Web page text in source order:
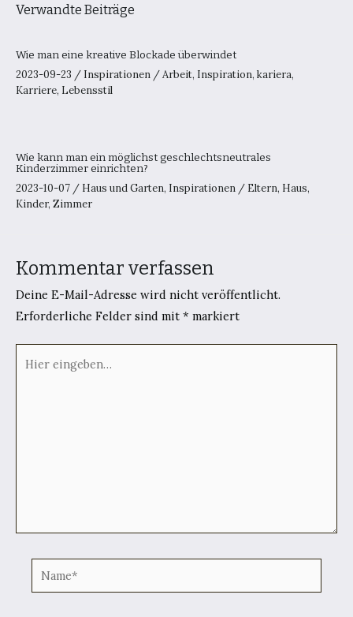
Verwandte Beiträge
Wie man eine kreative Blockade überwindet
2023-09-23 / Inspirationen / Arbeit, Inspiration, kariera,
Karriere, Lebensstil
Wie kann man ein möglichst geschlechtsneutrales
Kinderzimmer einrichten?
2023-10-07 / Haus und Garten, Inspirationen / Eltern, Haus,
Kinder, Zimmer
Kommentar verfassen
Deine E-Mail-Adresse wird nicht veröffentlicht.
Erforderliche Felder sind mit * markiert
eingeben…
Name*